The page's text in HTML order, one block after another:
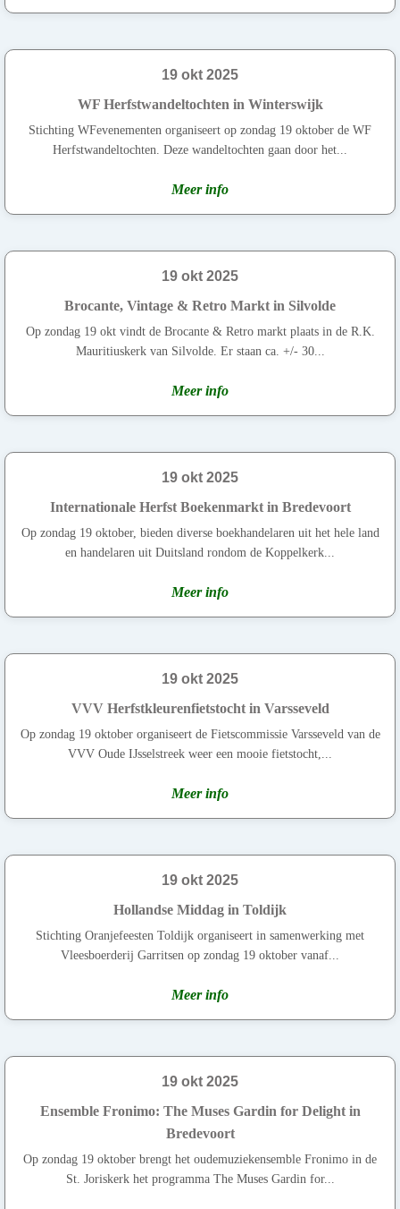
19 okt 2025
WF Herfstwandeltochten in Winterswijk
Stichting WFevenementen organiseert op zondag 19 oktober de WF
Herfstwandeltochten. Deze wandeltochten gaan door het...
Meer info
19 okt 2025
Brocante, Vintage & Retro Markt in Silvolde
Op zondag 19 okt vindt de Brocante & Retro markt plaats in de R.K.
Mauritiuskerk van Silvolde. Er staan ca. +/- 30...
Meer info
19 okt 2025
Internationale Herfst Boekenmarkt in Bredevoort
Op zondag 19 oktober, bieden diverse boekhandelaren uit het hele land
en handelaren uit Duitsland rondom de Koppelkerk...
Meer info
19 okt 2025
VVV Herfstkleurenfietstocht in Varsseveld
Op zondag 19 oktober organiseert de Fietscommissie Varsseveld van de
VVV Oude IJsselstreek weer een mooie fietstocht,...
Meer info
19 okt 2025
Hollandse Middag in Toldijk
Stichting Oranjefeesten Toldijk organiseert in samenwerking met
Vleesboerderij Garritsen op zondag 19 oktober vanaf...
Meer info
19 okt 2025
Ensemble Fronimo: The Muses Gardin for Delight in
Bredevoort
Op zondag 19 oktober brengt het oudemuziekensemble Fronimo in de
St. Joriskerk het programma The Muses Gardin for...